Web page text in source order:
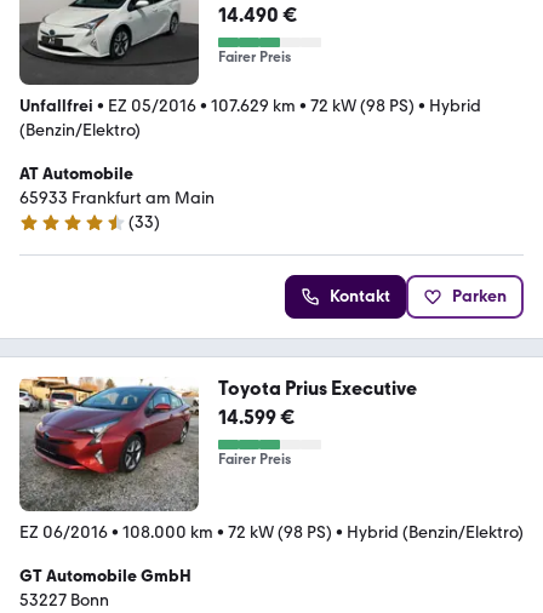
14.490 €
Fairer Preis
Unfallfrei • EZ 05/2016• 107.629 km • 72 kW (98 PS) • Hybrid
(Benzin/Elektro)
AT Automobile
65933 Frankfurt am Main
4.7 Sterne
(33)
Kontakt Parken
Toyota Prius Executive
14.599 €
Fairer Preis
EZ 06/2016• 108.000 km • 72 kW (98 PS) • Hybrid (Benzin/Elektro)
GT Automobile GmbH
53227 Bonn